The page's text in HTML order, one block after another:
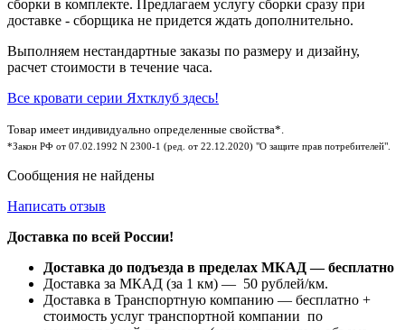
сборки в комплекте. Предлагаем услугу сборки сразу при
доставке - сборщика не придется ждать дополнительно.
Выполняем нестандартные заказы по размеру и дизайну,
расчет стоимости в течение часа.
Все кровати серии Яхтклуб здесь!
Товар имеет индивидуально определенные свойства*.
*Закон РФ от 07.02.1992 N 2300-1 (ред. от 22.12.2020) "О защите прав потребителей".
Сообщения не найдены
Написать отзыв
Доставка по всей России!
Доставка до подъезда в пределах МКАД — бесплатно
Доставка за МКАД (за 1 км) — 50 рублей/км.
Доставка в Транспортную компанию — бесплатно +
стоимость услуг транспортной компании по